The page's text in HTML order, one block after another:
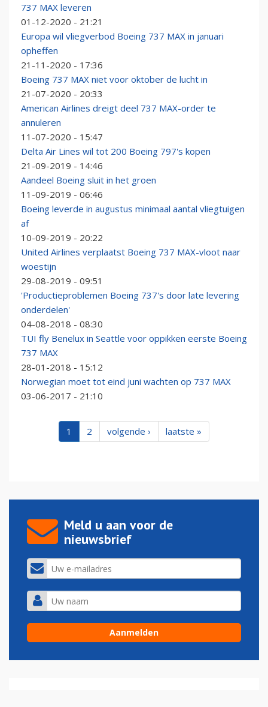
737 MAX leveren
01-12-2020 - 21:21
Europa wil vliegverbod Boeing 737 MAX in januari
opheffen
21-11-2020 - 17:36
Boeing 737 MAX niet voor oktober de lucht in
21-07-2020 - 20:33
American Airlines dreigt deel 737 MAX-order te
annuleren
11-07-2020 - 15:47
Delta Air Lines wil tot 200 Boeing 797's kopen
21-09-2019 - 14:46
Aandeel Boeing sluit in het groen
11-09-2019 - 06:46
Boeing leverde in augustus minimaal aantal vliegtuigen
af
10-09-2019 - 20:22
United Airlines verplaatst Boeing 737 MAX-vloot naar
woestijn
29-08-2019 - 09:51
'Productieproblemen Boeing 737's door late levering
onderdelen'
04-08-2018 - 08:30
TUI fly Benelux in Seattle voor oppikken eerste Boeing
737 MAX
28-01-2018 - 15:12
Norwegian moet tot eind juni wachten op 737 MAX
03-06-2017 - 21:10
1 2 volgende › laatste »
Meld u aan voor de
nieuwsbrief